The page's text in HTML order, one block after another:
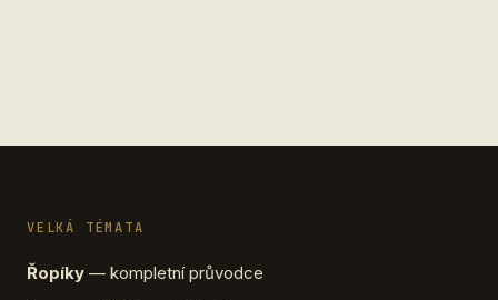
VELKÁ TÉMATA
Řopíky — kompletní průvodce